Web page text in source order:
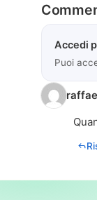
Accedi
Puoi